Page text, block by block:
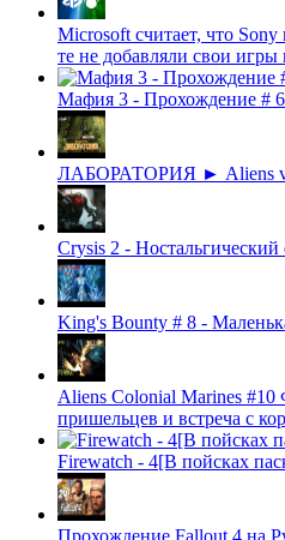
Microsoft считает, что
те не добавляли свои игры
Мафия 3 - Прохождение #
ЛАБОРАТОРИЯ ► Aliens vs
Crysis 2 - Ностальгический
King's Bounty # 8 -
Aliens Colonial Marines #10
пришельцев и встреча с
Firewatch - 4[В пойсках